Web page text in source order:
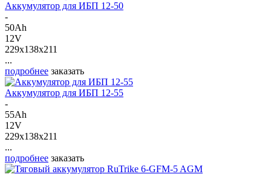
Аккумулятор для ИБП 12-50
-
50Ah
12V
229x138x211
...
подробнее заказать
Аккумулятор для ИБП 12-55
-
55Ah
12V
229x138x211
...
подробнее заказать